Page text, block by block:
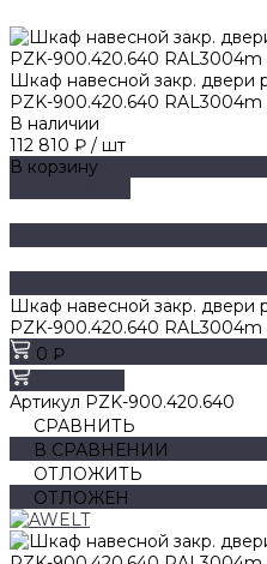
Шкаф навесной закр. двери
PZK-900.420.640 RAL3004m
В наличии
112 810 ₽ / шт
В корзину
Шкаф навесной закр. двери
PZK-900.420.640 RAL3004m
0 ₽
Артикул PZK-900.420.640
СРАВНИТЬ
В СРАВНЕНИИ
ОТЛОЖИТЬ
ОТЛОЖЕН